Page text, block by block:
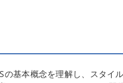
の基本概念を理解し、スタ